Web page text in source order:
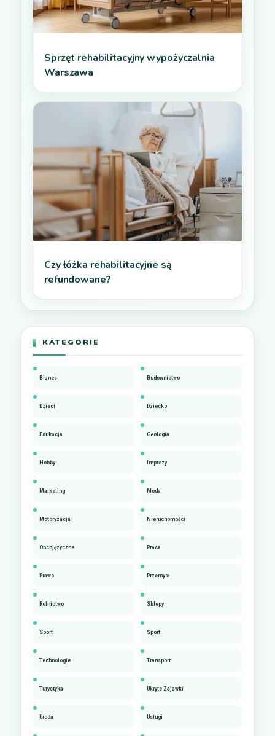
Sprzęt rehabilitacyjny wypożyczalnia
Warszawa
Czy łóżka rehabilitacyjne są
refundowane?
KATEGORIE
Biznes Budownictwo
Dzieci Dziecko
Edukacja Geologia
Hobby Imprezy
Marketing Moda
Motoryzacja Nieruchomości
Obcojęzyczne Praca
Prawo Przemysł
Rolnictwo Sklepy
Sport Sport
Technologie Transport
Turystyka Ukryte Zajawki
Uroda Usługi